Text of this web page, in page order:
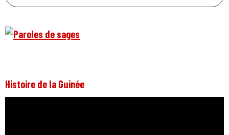
Histoire de la Guinée